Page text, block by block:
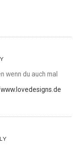
wenn du auch mal